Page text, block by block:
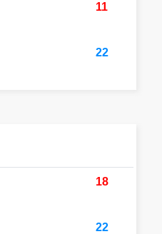
11
22
18
22